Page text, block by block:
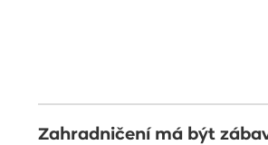
Zahradničení má být